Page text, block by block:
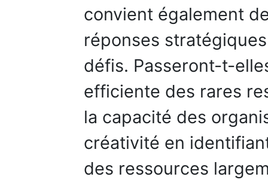
convient également
réponses
défis. Passeront-t-
efficiente des rares
la capacité des
créativité en
des ressources